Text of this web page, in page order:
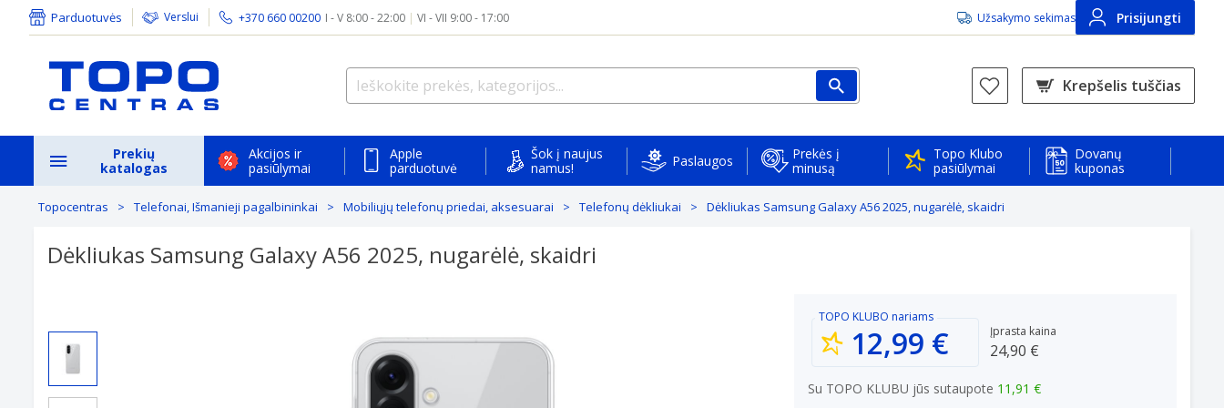
Parduotuvės Verslui +370 660 00200 I - V 8:00 - 22:00 | VI - VII 9:00 - 17:00 Užsakymo sekimas Prisijungti
Krepšelis tuščias
Prekių
katalogas
Akcijos ir
pasiūlymai
Apple
parduotuvė
Šok į naujus
namus!
Paslaugos
Prekės į
minusą
Topo Klubo
pasiūlymai
Dovanų
kuponas
Topocentras Telefonai, Išmanieji pagalbininkai Mobiliųjų telefonų priedai, aksesuarai Telefonų dėkliukai Dėkliukas Samsung Galaxy A56 2025, nugarėlė, skaidri
Dėkliukas Samsung Galaxy A56 2025, nugarėlė, skaidri
TOPO KLUBO nariams
12,99 € Įprasta kaina
24,90 €
Su TOPO KLUBU jūs sutaupote 11,91 €